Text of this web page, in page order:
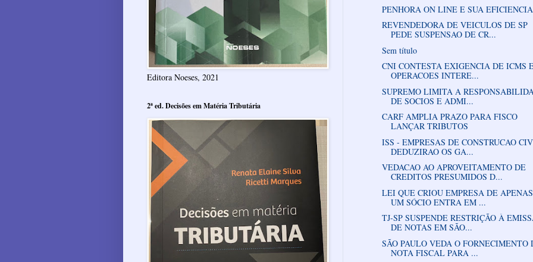
PENHORA ON LINE E SUA EFICIENCIA
REVENDEDORA DE VEICULOS DE SP
PEDE SUSPENSAO DE CR...
Sem título
CNI CONTESTA EXIGENCIA DE ICMS
OPERACOES INTERE...
SUPREMO LIMITA A
DE SOCIOS E ADMI...
CARF AMPLIA PRAZO PARA FISCO
LANÇAR TRIBUTOS
ISS - EMPRESAS DE CONSTRUCAO
DEDUZIRAO OS GA...
VEDACAO AO APROVEITAMENTO DE
CREDITOS PRESUMIDOS D...
LEI QUE CRIOU EMPRESA DE APENAS
UM SÓCIO ENTRA EM ...
TJ-SP SUSPENDE RESTRIÇÃO À
DE NOTAS EM SÃO...
SÃO PAULO VEDA O FORNECIMENTO
NOTA FISCAL PARA ...
Editora Noeses, 2021
2ª ed. Decisões em Matéria Tributária